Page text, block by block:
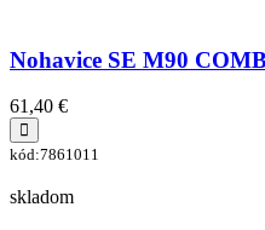
Nohavice SE M90
61,40 €
kód:7861011
skladom